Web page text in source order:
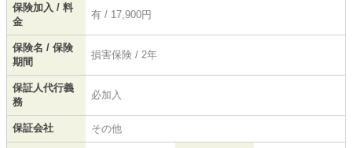
保険加入 / 料
金
有 / 17,900円
保険名 / 保険
期間
損害保険 / 2年
保証人代行義
務
必加入
保証会社 その他